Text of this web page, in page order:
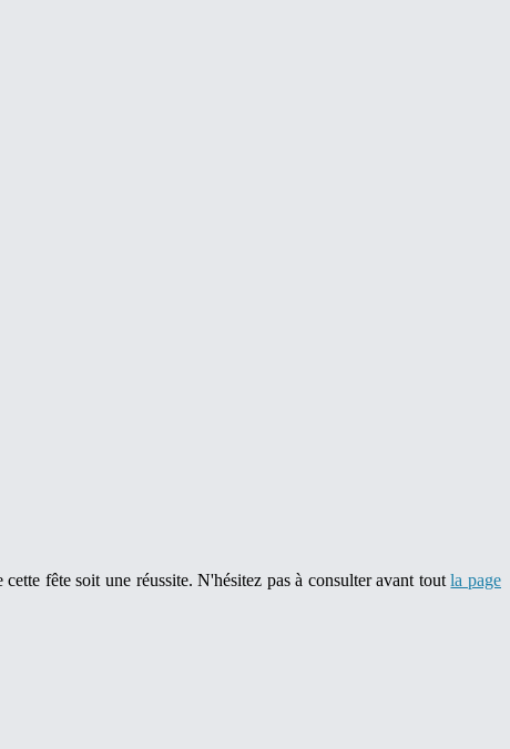
fête soit une réussite. N'hésitez pas à consulter avant toutla page